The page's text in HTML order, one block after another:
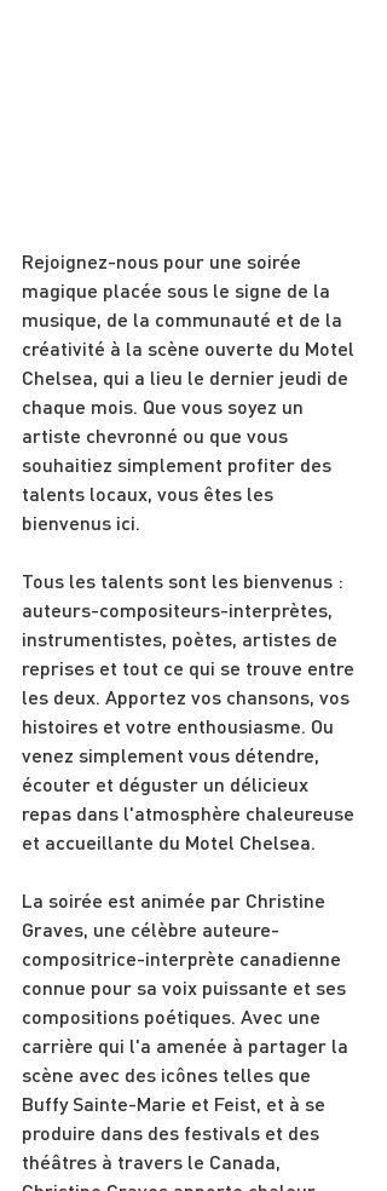
Rejoignez-nous pour une soirée
magique placée sous le signe de la
musique, de la communauté et de la
créativité à la scène ouverte du Motel
Chelsea, qui a lieu le dernier jeudi de
chaque mois. Que vous soyez un
artiste chevronné ou que vous
souhaitiez simplement profiter des
talents locaux, vous êtes les
bienvenus ici.
Tous les talents sont les bienvenus :
auteurs-compositeurs-interprètes,
instrumentistes, poètes, artistes de
reprises et tout ce qui se trouve entre
les deux. Apportez vos chansons, vos
histoires et votre enthousiasme. Ou
venez simplement vous détendre,
écouter et déguster un délicieux
repas dans l'atmosphère chaleureuse
et accueillante du Motel Chelsea.
La soirée est animée par Christine
Graves, une célèbre auteure-
compositrice-interprète canadienne
connue pour sa voix puissante et ses
compositions poétiques. Avec une
carrière qui l'a amenée à partager la
scène avec des icônes telles que
Buffy Sainte-Marie et Feist, et à se
produire dans des festivals et des
théâtres à travers le Canada,